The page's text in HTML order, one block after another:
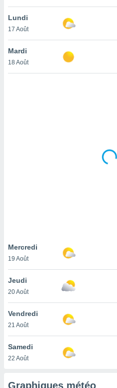
votre
à
en
le
notre
que
et que
Lundi
17 Août
Mardi
18 Août
Mercredi
19 Août
Jeudi
20 Août
Vendredi
21 Août
Samedi
22 Août
Graphiques météo